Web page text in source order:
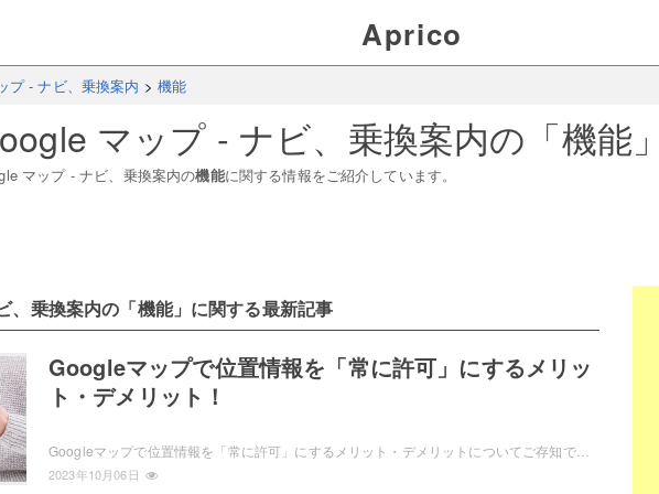
Aprico
プ - ナビ、乗換案内 > 機能
マップ - ナビ、乗換案内の「機能
マップ - ナビ、乗換案内の機能に関する情報をご紹介しています。
、乗換案内の「機能」に関する最新記事
Googleマップで位置情報を「常に許可」にするメリッ
ト・デメリット！
Googleマップで位置情報を「常に許可」にするメリット・デメリットについてご存知でしょうか？アプリの使い方次第で、常に許可にするかどうか決めましょう。この記事では、Googleマップで位置情報を「常に許可」にするメリット・デメリットをご紹介しています。
2023年10月06日